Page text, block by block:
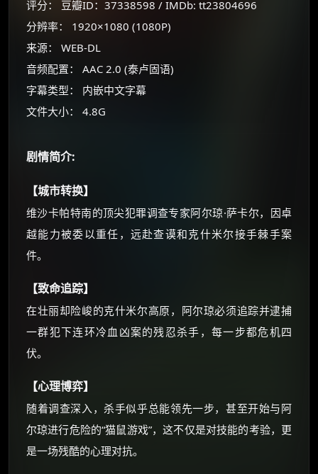
评分： 豆瓣ID：37338598 / IMDb: tt23804696
分辨率： 1920×1080 (1080P)
来源： WEB-DL
音频配置： AAC 2.0 (泰卢固语)
字幕类型： 内嵌中文字幕
文件大小： 4.8G
剧情简介:
【城市转换】
维沙卡帕特南的顶尖犯罪调查专家阿尔琼·萨卡尔，因卓
越能力被委以重任，远赴查谟和克什米尔接手棘手案
件。
【致命追踪】
在壮丽却险峻的克什米尔高原，阿尔琼必须追踪并逮捕
一群犯下连环冷血凶案的残忍杀手，每一步都危机四
伏。
【心理博弈】
随着调查深入，杀手似乎总能领先一步，甚至开始与阿
尔琼进行危险的“猫鼠游戏”，这不仅是对技能的考验，更
是一场残酷的心理对抗。
☕
优惠券、活动红包，每日可领。